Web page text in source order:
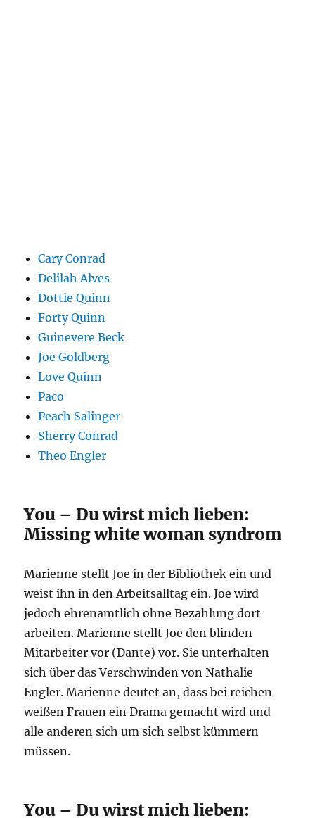
Cary Conrad
Delilah Alves
Dottie Quinn
Forty Quinn
Guinevere Beck
Joe Goldberg
Love Quinn
Paco
Peach Salinger
Sherry Conrad
Theo Engler
You – Du wirst mich lieben:
Missing white woman syndrom
Marienne stellt Joe in der Bibliothek ein und
weist ihn in den Arbeitsalltag ein. Joe wird
jedoch ehrenamtlich ohne Bezahlung dort
arbeiten. Marienne stellt Joe den blinden
Mitarbeiter vor (Dante) vor. Sie unterhalten
sich über das Verschwinden von Nathalie
Engler. Marienne deutet an, dass bei reichen
weißen Frauen ein Drama gemacht wird und
alle anderen sich um sich selbst kümmern
müssen.
You – Du wirst mich lieben: